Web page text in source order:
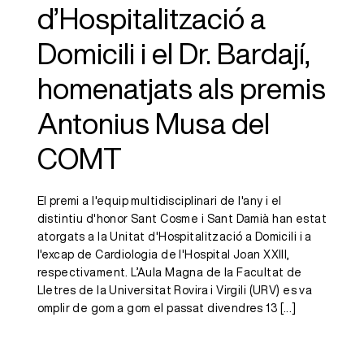
d’Hospitalització a
Domicili i el Dr. Bardají,
homenatjats als premis
Antonius Musa del
COMT
El premi a l'equip multidisciplinari de l'any i el
distintiu d'honor Sant Cosme i Sant Damià han estat
atorgats a la Unitat d'Hospitalització a Domicili i a
l'excap de Cardiologia de l'Hospital Joan XXIII,
respectivament. L’Aula Magna de la Facultat de
Lletres de la Universitat Rovira i Virgili (URV) es va
omplir de gom a gom el passat divendres 13 [...]